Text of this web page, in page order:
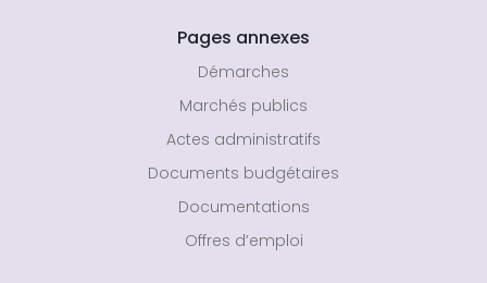
Pages annexes
Démarches
Marchés publics
Actes administratifs
Documents budgétaires
Documentations
Offres d’emploi